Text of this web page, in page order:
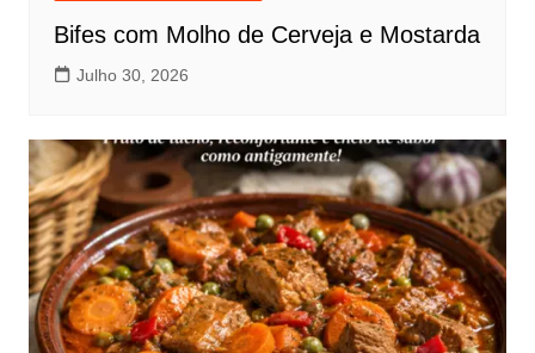
Bifes com Molho de Cerveja e Mostarda
Julho 30, 2026